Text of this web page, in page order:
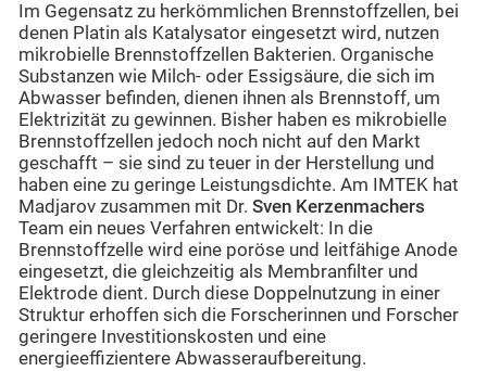
Im Gegensatz zu herkömmlichen Brennstoffzellen, bei
denen Platin als Katalysator eingesetzt wird, nutzen
mikrobielle Brennstoffzellen Bakterien. Organische
Substanzen wie Milch- oder Essigsäure, die sich im
Abwasser befinden, dienen ihnen als Brennstoff, um
Elektrizität zu gewinnen. Bisher haben es mikrobielle
Brennstoffzellen jedoch noch nicht auf den Markt
geschafft – sie sind zu teuer in der Herstellung und
haben eine zu geringe Leistungsdichte. Am IMTEK hat
Madjarov zusammen mit Dr. Sven Kerzenmachers
Team ein neues Verfahren entwickelt: In die
Brennstoffzelle wird eine poröse und leitfähige Anode
eingesetzt, die gleichzeitig als Membranfilter und
Elektrode dient. Durch diese Doppelnutzung in einer
Struktur erhoffen sich die Forscherinnen und Forscher
geringere Investitionskosten und eine
energieeffizientere Abwasseraufbereitung.